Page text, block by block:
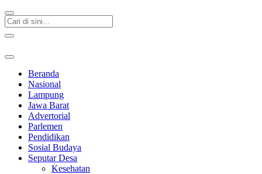
Beranda
Nasional
Lampung
Jawa Barat
Advertorial
Parlemen
Pendidikan
Sosial Budaya
Seputar Desa
Kesehatan